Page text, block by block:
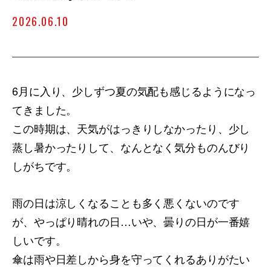
2026.06.10
6月に入り、少しずつ夏の気配も感じるようになっ
てきました。
この時期は、天気がはっきりしなかったり、少し
蒸し暑かったりして、なんとなく気分ものんびり
しがちです。
雨の日は涼しくなることも多く悪くないのです
が、やっぱり晴れの日…いや、曇りの日が一番嬉
しいです。
傘は雨や日差しから身を守ってくれるありがたい